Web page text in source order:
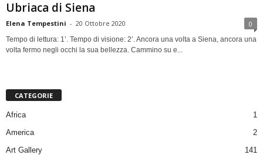
Ubriaca di Siena
Elena Tempestini - 20 Ottobre 2020 0
Tempo di lettura: 1’. Tempo di visione: 2’. Ancora una volta a Siena, ancora una
volta fermo negli occhi la sua bellezza. Cammino su e...
CATEGORIE
Africa
1
America
2
Art Gallery
141